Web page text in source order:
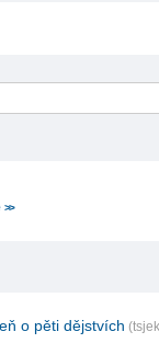
>>
o pěti dějstvích